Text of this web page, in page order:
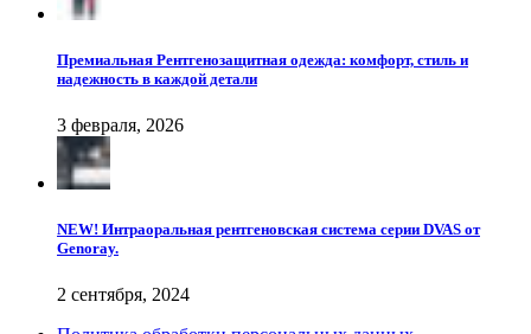
Премиальная Рентгенозащитная одежда: комфорт, стиль и
надежность в каждой детали
3 февраля, 2026
NEW! Интраоральная рентгеновская система серии DVAS от
Genoray.
2 сентября, 2024